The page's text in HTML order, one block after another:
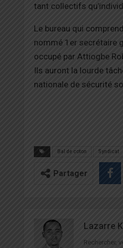
tant collectifs
Le bureau qui
nommé 1er secrétaire
occupé par Attiogbe
Ils auront la lourde
nationale de sécurité
Bal de coton Syndicat
Partager
Lazarre
Rechercher,